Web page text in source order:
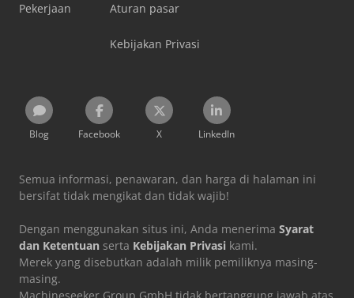
Pekerjaan Aturan pasar
Kebijakan Privasi
Blog Facebook X LinkedIn
Semua informasi, penawaran, dan harga di halaman ini
bersifat tidak mengikat dan tidak wajib!
Dengan menggunakan situs ini, Anda menerima Syarat
dan Ketentuan serta Kebijakan Privasi kami.
Merek yang disebutkan adalah milik pemiliknya masing-
masing.